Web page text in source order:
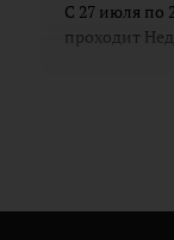
С 27 июля по
проходит